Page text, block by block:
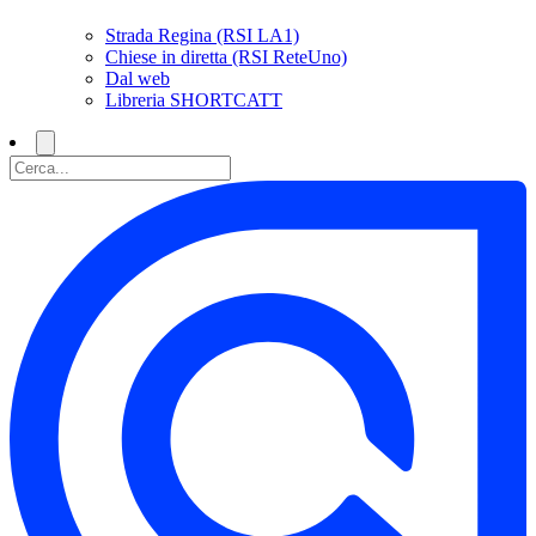
Strada Regina (RSI LA1)
Chiese in diretta (RSI ReteUno)
Dal web
Libreria SHORTCATT